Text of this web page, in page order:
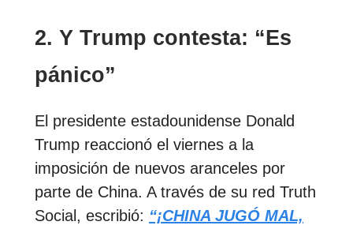
2. Y Trump contesta: “Es
pánico”
El presidente estadounidense Donald
Trump reaccionó el viernes a la
imposición de nuevos aranceles por
parte de China. A través de su red Truth
Social, escribió: “¡CHINA JUGÓ MAL,